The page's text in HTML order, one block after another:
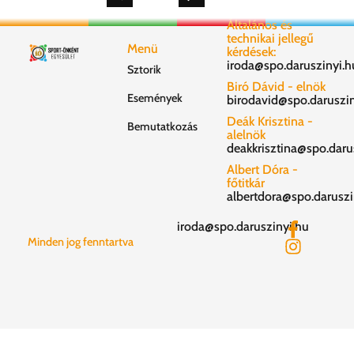
Menü
Sztorik
Események
Bemutatkozás
Általános és
technikai jellegű
kérdések:
Biró Dávid - elnök
Deák Krisztina -
alelnök
Albert Dóra -
főtitkár
Minden jog fenntartva
iroda@spo.daruszinyi.hu